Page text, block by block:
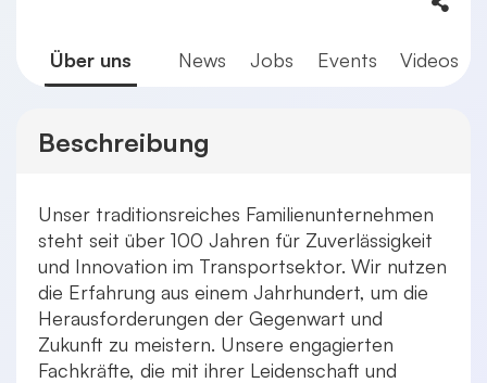
Über uns News Jobs Events Videos
Beschreibung
Unser traditionsreiches Familienunternehmen
steht seit über 100 Jahren für Zuverlässigkeit
und Innovation im Transportsektor. Wir nutzen
die Erfahrung aus einem Jahrhundert, um die
Herausforderungen der Gegenwart und
Zukunft zu meistern. Unsere engagierten
Fachkräfte, die mit ihrer Leidenschaft und